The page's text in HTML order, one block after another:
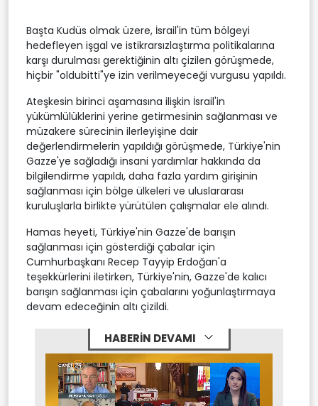
Başta Kudüs olmak üzere, İsrail'in tüm bölgeyi
hedefleyen işgal ve istikrarsızlaştırma politikalarına
karşı durulması gerektiğinin altı çizilen görüşmede,
hiçbir "oldubitti"ye izin verilmeyeceği vurgusu yapıldı.
Ateşkesin birinci aşamasına ilişkin İsrail'in
yükümlülüklerini yerine getirmesinin sağlanması ve
müzakere sürecinin ilerleyişine dair
değerlendirmelerin yapıldığı görüşmede, Türkiye'nin
Gazze'ye sağladığı insani yardımlar hakkında da
bilgilendirme yapıldı, daha fazla yardım girişinin
sağlanması için bölge ülkeleri ve uluslararası
kuruluşlarla birlikte yürütülen çalışmalar ele alındı.
Hamas heyeti, Türkiye'nin Gazze'de barışın
sağlanması için gösterdiği çabalar için
Cumhurbaşkanı Recep Tayyip Erdoğan'a
teşekkürlerini iletirken, Türkiye'nin, Gazze'de kalıcı
barışın sağlanması için çabalarını yoğunlaştırmaya
devam edeceğinin altı çizildi.
HABERİN DEVAMI